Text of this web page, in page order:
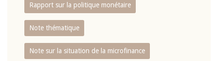
Rapport sur la politique monétaire
Note thématique
Note sur la situation de la microfinance